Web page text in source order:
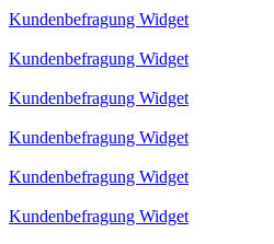
Kundenbefragung Widget
Kundenbefragung Widget
Kundenbefragung Widget
Kundenbefragung Widget
Kundenbefragung Widget
Kundenbefragung Widget